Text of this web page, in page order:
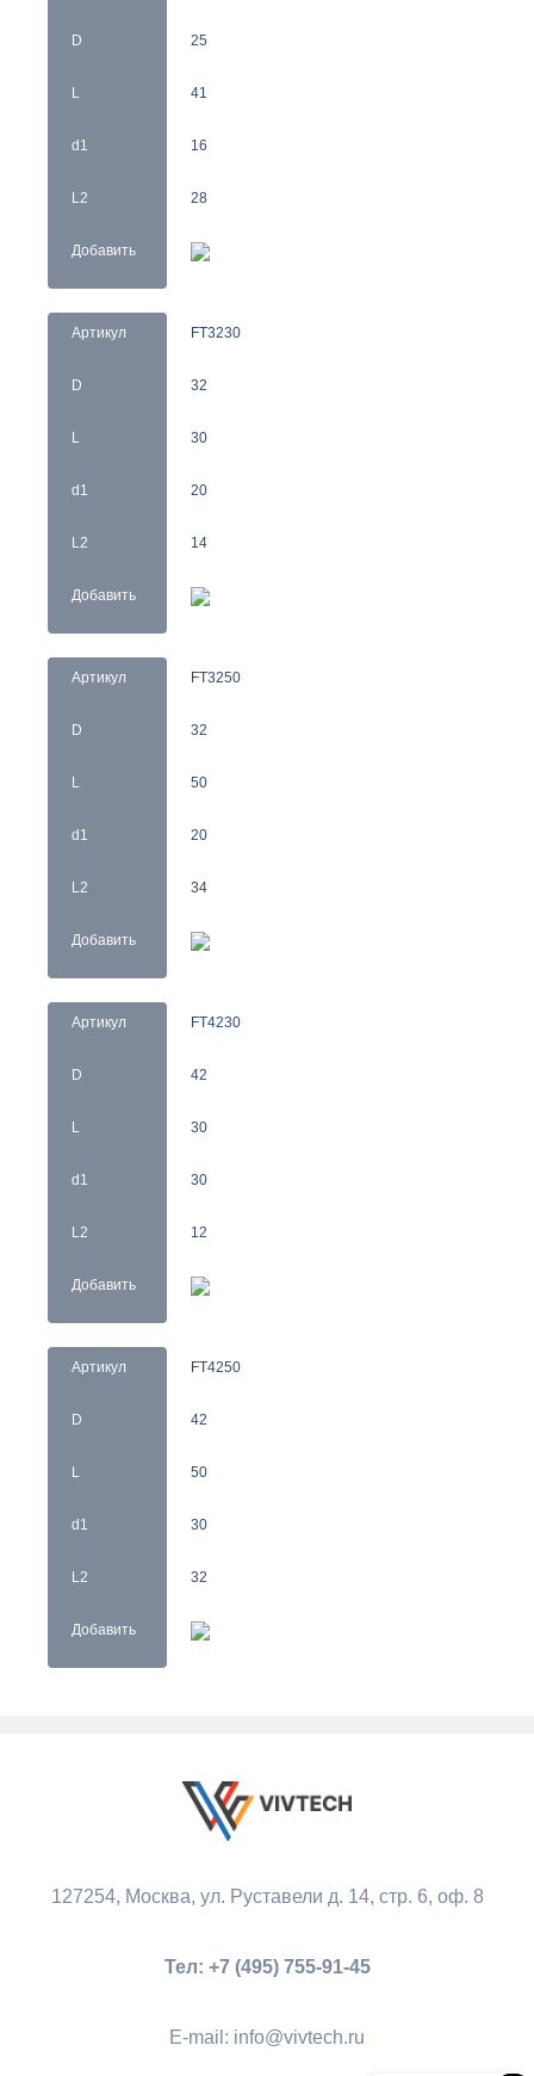
D
L
d1
L2
Добавить
25
41
16
28
Артикул
D
L
d1
L2
Добавить
FT3230
32
30
20
14
Артикул
D
L
d1
L2
Добавить
FT3250
32
50
20
34
Артикул
D
L
d1
L2
Добавить
FT4230
42
30
30
12
Артикул
D
L
d1
L2
Добавить
FT4250
42
50
30
32
127254, Москва, ул. Руставели д. 14, стр. 6, оф. 8
Тел: +7 (495) 755-91-45
Е-mail: info@vivtech.ru